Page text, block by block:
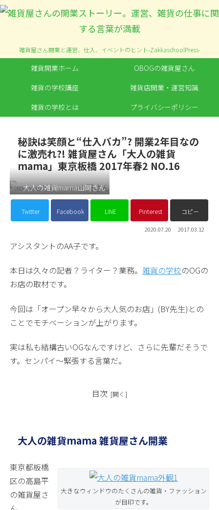
雑貨屋さん開業と運営、仕入、イベントのヒント-ZakkaschoolPress-
雑貨開業ホーム
OBOGの雑貨屋さん
雑貨の学校講座
雑貨店開業・運営知識
雑貨の学校とは
プライバシーポリシー
秘訣は笑顔と“仕入バカ”? 開業2年目なの
に激売れ?! 雑貨屋さん「大人の雑貨
mama」東京板橋 2017年春2 NO.16
OBOGのお店
大人の雑貨mama山岡さん
Twitter Facebook LINE Pinterest コピー
2020.07.20 2017.03.12
アシスタントのAA子です。
本日は久々の記者？ライター？業務。 雑貨の学校のOGの
お店の取材です。
今回は「オープン早々から大人気のお店」(BY先生)との
ことでモチベーションが上がります。
実は私も結構古いOGなんですけど、さらに先輩だそうで
す。センパイ～緊張する言葉だ。
目次
大人の雑貨mama 雑貨屋さん開業
大きなウィンドウのたくさんの雑貨・ファッション
が目印です。
東京都板橋
区の高島平
の雑貨屋さ